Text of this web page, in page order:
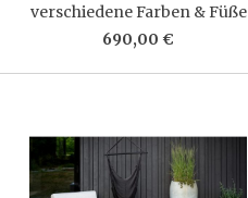
verschiedene Farben & Füße
690,00 €